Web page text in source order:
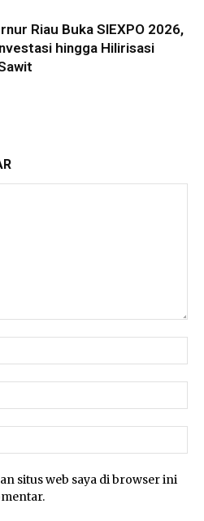
Riau Buka SIEXPO 2026,
hingga Hilirisasi
situs web saya di browser ini